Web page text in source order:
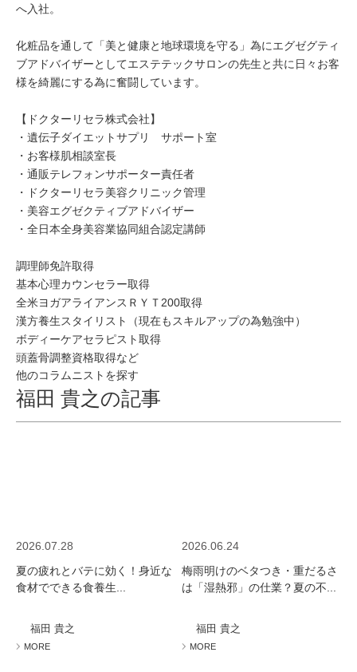
へ入社。
化粧品を通して「美と健康と地球環境を守る」為にエグゼグティ
ブアドバイザーとしてエステテックサロンの先生と共に日々お客
様を綺麗にする為に奮闘しています。
【ドクターリセラ株式会社】
・遺伝子ダイエットサプリ サポート室
・お客様肌相談室長
・通販テレフォンサポーター責任者
・ドクターリセラ美容クリニック管理
・美容エグゼクティブアドバイザー
・全日本全身美容業協同組合認定講師
調理師免許取得
基本心理カウンセラー取得
全米ヨガアライアンスＲＹＴ200取得
漢方養生スタイリスト（現在もスキルアップの為勉強中）
ボディーケアセラピスト取得
頭蓋骨調整資格取得など
他のコラムニストを探す
福田 貴之の記事
2026.07.28
夏の疲れとバテに効く！身近な
食材でできる食養生...
福田 貴之
MORE
2026.06.24
梅雨明けのベタつき・重だるさ
は「湿熱邪」の仕業？夏の不...
福田 貴之
MORE